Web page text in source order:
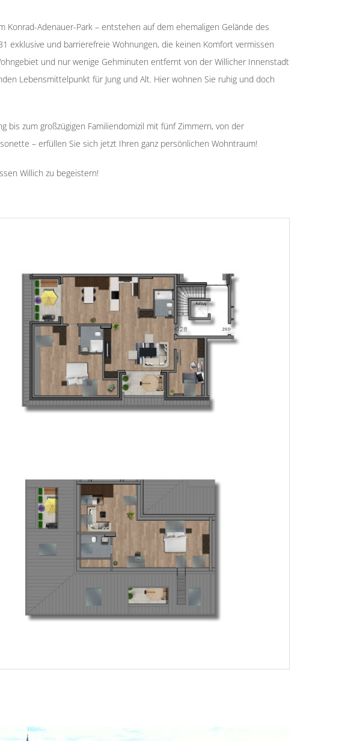
Konrad-Adenauer-Park – entstehen auf dem ehemaligen Gelände des
exklusive und barrierefreie Wohnungen, die keinen Komfort vermissen
und nur wenige Gehminuten entfernt von der Willicher Innenstadt
Lebensmittelpunkt für Jung und Alt. Hier wohnen Sie ruhig und doch
bis zum großzügigen Familiendomizil mit fünf Zimmern, von der
– erfüllen Sie sich jetzt Ihren ganz persönlichen Wohntraum!
Willich zu begeistern!